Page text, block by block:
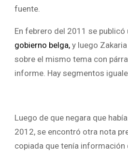
fuente.
En febrero del 2011 se publicó
gobierno belga, y luego
sobre el mismo tema con
informe. Hay segmentos
Luego de que negara que
2012, se encontró otra nota
copiada que tenía información